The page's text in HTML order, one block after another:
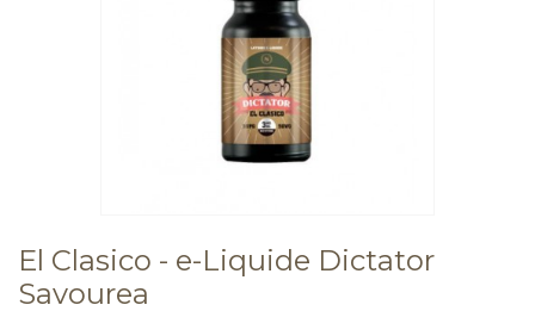
El Clasico - e-Liquide Dictator
Savourea